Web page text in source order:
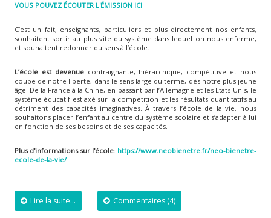
VOUS POUVEZ ÉCOUTER L'ÉMISSION ICI
C’est un fait, enseignants, particuliers et plus directement nos enfants,
souhaitent sortir au plus vite du système dans lequel on nous enferme,
et souhaitent redonner du sens à l’école.
L’école est devenuecontraignante, hiérarchique, compétitive et nous
coupe de notre liberté, dans le sens large du terme, dès notre plus jeune
âge. De la France à la Chine, en passant par l’Allemagne et les Etats-Unis, le
système éducatif est axé sur la compétition et les résultats quantitatifs au
détriment des capacités imaginatives. À travers l’école de la vie, nous
souhaitons placer l’enfant au centre du système scolaire et s’adapter à lui
en fonction de ses besoins et de ses capacités.
Plus d'informations sur l'école: https://www.neobienetre.fr/neo-bienetre-
ecole-de-la-vie/
Lire la suite... Commentaires (4)